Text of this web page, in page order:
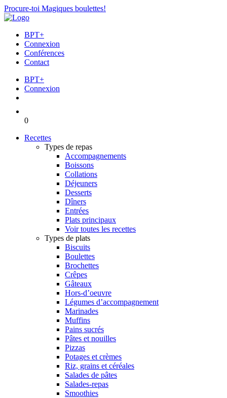
Procure-toi Magiques boulettes!
BPT+
Connexion
Conférences
Contact
BPT+
Connexion
0
Recettes
Types de repas
Accompagnements
Boissons
Collations
Déjeuners
Desserts
Dîners
Entrées
Plats principaux
Voir toutes les recettes
Types de plats
Biscuits
Boulettes
Brochettes
Crêpes
Gâteaux
Hors-d’oeuvre
Légumes d’accompagnement
Marinades
Muffins
Pains sucrés
Pâtes et nouilles
Pizzas
Potages et crèmes
Riz, grains et céréales
Salades de pâtes
Salades-repas
Smoothies